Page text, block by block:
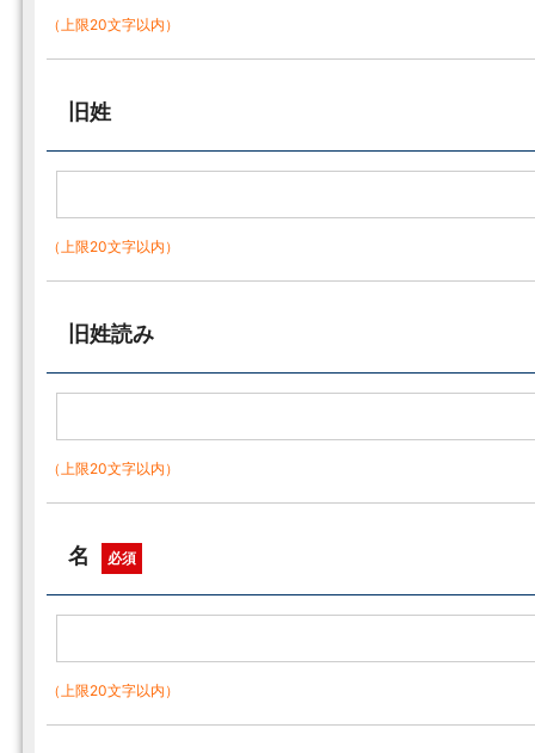
（上限20文字以内）
旧姓
（上限20文字以内）
旧姓読み
（上限20文字以内）
名 必須
（上限20文字以内）